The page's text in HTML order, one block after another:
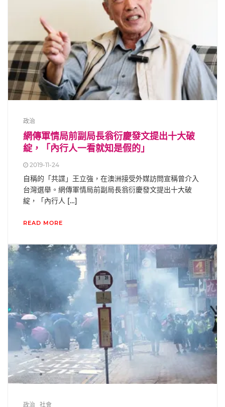
政治
網傳軍情局前副局長翁衍慶發文提出十大破
綻，「內行人一看就知是假的」
2019-11-24
自稱的「共諜」王立強，在澳洲接受外媒訪問宣稱曾介入
台灣選舉。網傳軍情局前副局長翁衍慶發文提出十大破
綻，「內行人 […]
READ MORE
政治 社會